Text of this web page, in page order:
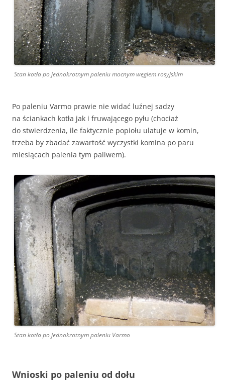
Stan kotła po jednokrotnym paleniu mocnym węglem rosyjskim
Po paleniu Varmo prawie nie widać luźnej sadzy
na ściankach kotła jak i fruwającego pyłu (chociaż
do stwierdzenia, ile faktycznie popiołu ulatuje w komin,
trzeba by zbadać zawartość wyczystki komina po paru
miesiącach palenia tym paliwem).
Stan kotła po jednokrotnym paleniu Varmo
Wnioski po paleniu od dołu